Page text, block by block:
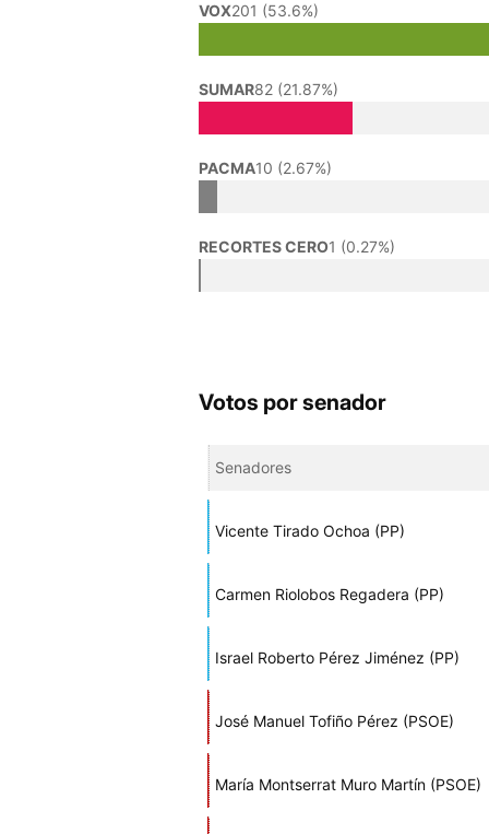
VOX201 (53.6%)
SUMAR82 (21.87%)
PACMA10 (2.67%)
RECORTES CERO1 (0.27%)
Votos por senador
Senadores
Vicente Tirado Ochoa (PP)
Carmen Riolobos Regadera (PP)
Israel Roberto Pérez Jiménez (PP)
José Manuel Tofiño Pérez (PSOE)
María Montserrat Muro Martín (PSOE)